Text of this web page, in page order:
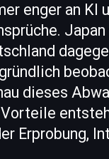
enger an
dieses
Erprobung,